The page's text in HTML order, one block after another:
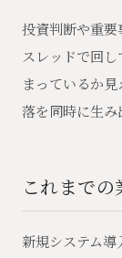
投資判断や重
スレッドで回
まっているか
落を同時に生み
これまでの
新規システム